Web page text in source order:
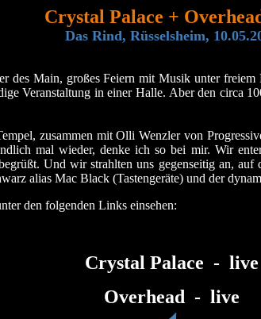
Crystal Palace +
Das Rind, Rüsselsheim,
des Main, großes Feiern mit Musik unter
Veranstaltung in einer Halle. Aber den circa
zusammen mit Olli Wenzler von
mal wieder, denke ich so bei mir. Wir
Und wir strahlten uns gegenseitig an,
alias Mac Black (Tastengeräte) und der
den folgenden Links einsehen:
Crystal Palace - live
Overhead - live